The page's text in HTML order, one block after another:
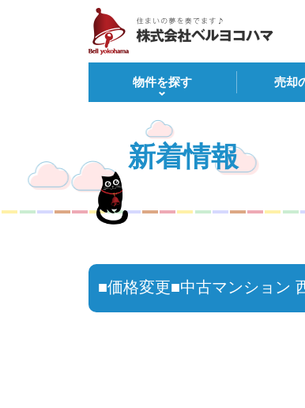
物件を探す 売却
新着情報
■価格変更■中古マンション